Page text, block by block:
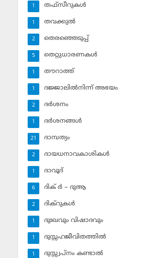
തഫ്‌സീറുകള്‍
1
തവക്കുല്‍
1
തെരഞ്ഞെടുപ്പ്
2
തെറ്റുധാരണകള്‍
5
തൗറാത്ത്
1
ദജ്ജാലില്‍നിന്ന് അഭയം
1
ദര്‍ശനം
2
ദര്‍ശനങ്ങള്‍
1
ദാമ്പത്യം
21
ദായധനാവകാശികള്‍
2
ദാവൂദ്‌
1
ദിക് ര്‍ – ദുആ
6
ദിക്‌റുകള്‍
2
ദുഃഖവും വിഷാദവും
1
ദുസ്സഹജീവിതത്തില്‍
1
ദുസ്സ്വപ്‌നം കണ്ടാല്‍
1